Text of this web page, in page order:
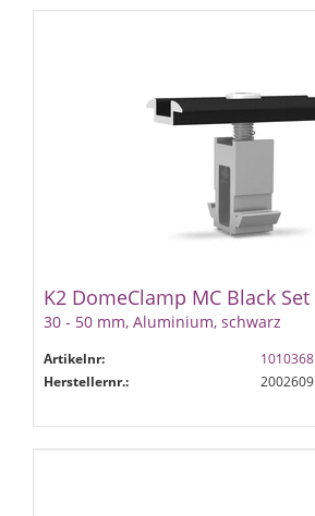
K2 DomeClamp MC Black Set
30 - 50 mm, Aluminium, schwarz
Artikelnr:
1010368
Herstellernr.:
2002609